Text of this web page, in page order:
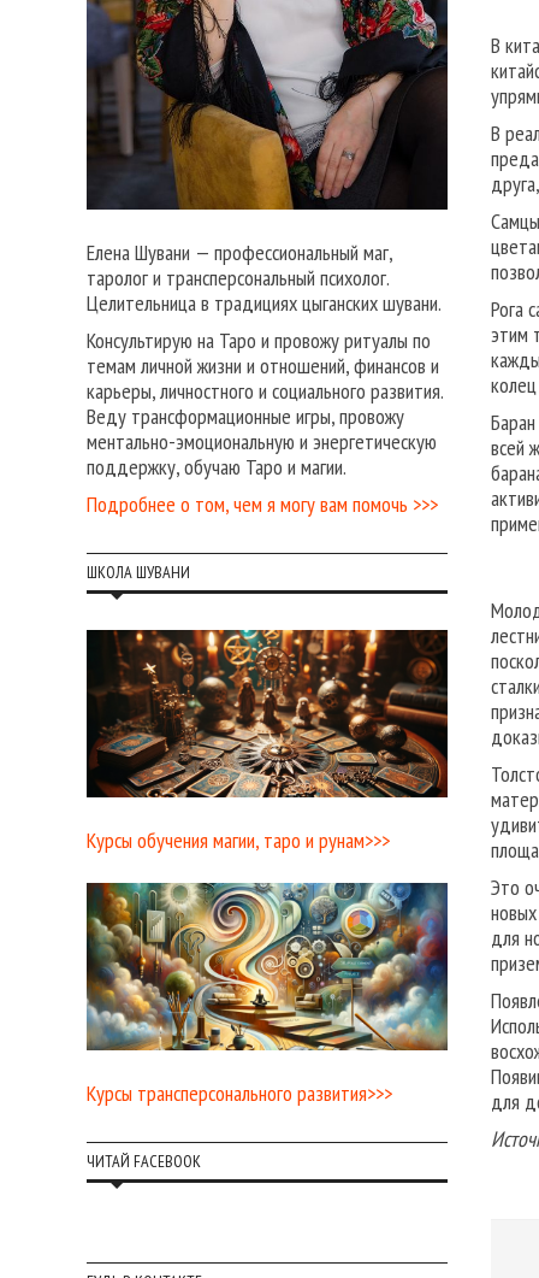
В
В
Рога
этим
всей
Это
для
для
Елена Шувани — профессиональный маг,
таролог и трансперсональный психолог.
Целительница в традициях цыганских шувани.
Консультирую на Таро и провожу ритуалы по
темам личной жизни и отношений, финансов и
карьеры, личностного и социального развития.
Веду трансформационные игры, провожу
ментально-эмоциональную и энергетическую
поддержку, обучаю Таро и магии.
Подробнее о том, чем я могу вам помочь >>>
ШКОЛА ШУВАНИ
Курсы обучения магии, таро и рунам>>>
Курсы трансперсонального развития>>>
ЧИТАЙ FACEBOOK